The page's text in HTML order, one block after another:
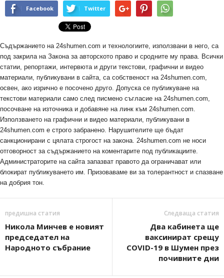
Facebook Twitter
Съдържанието на 24shumen.com и технологиите, използвани в него, са
под закрила на Закона за авторското право и сродните му права. Всички
статии, репортажи, интервюта и други текстови, графични и видео
материали, публикувани в сайта, са собственост на 24shumen.com,
освен, ако изрично е посочено друго. Допуска се публикуване на
текстови материали само след писмено съгласие на 24shumen.com,
посочване на източника и добавяне на линк към 24shumen.com.
Използването на графични и видео материали, публикувани в
24shumen.com е строго забранено. Нарушителите ще бъдат
санкционирани с цялата строгост на закона. 24shumen.com не носи
отговорност за съдържанието на коментарите под публикациите.
Администраторите на сайта запазват правото да ограничават или
блокират публикуването им. Призоваваме ви за толерантност и спазване
на добрия тон.
предишна статия
Никола Минчев е новият
председател на
Народното събрание
Следваща статия
Два кабинета ще
ваксинират срещу
COVID-19 в Шумен през
почивните дни